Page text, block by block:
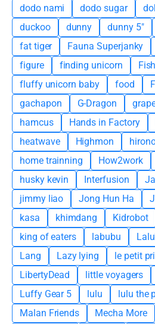
dodo nami dodo sugar
duckoo
dunny dunny 5"
fat tiger
Fauna Superjanky
figure
finding unicorn
fluffy unicorn baby
food
gachapon
G-Dragon
hamcus
Hands in Factory
heatwave
Highmon
home trainning
How2work
husky kevin
Interfusion
jimmy liao
Jong Hun Ha
kasa
khimdang Kidrobot
king of eaters
labubu
Lang
Lazy lying le petit
LibertyDead
little voyagers
Luffy Gear 5
lulu
lulu the
Malan Friends
Mecha More